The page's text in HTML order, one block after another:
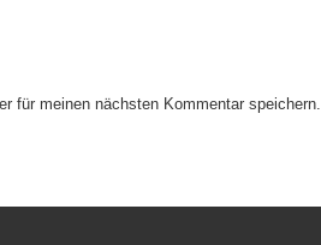
für meinen nächsten Kommentar speichern.